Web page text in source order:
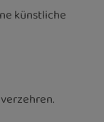
künstliche